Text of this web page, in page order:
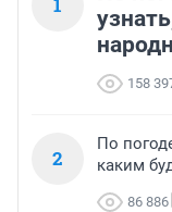
1
158
2
По
каким
86 886